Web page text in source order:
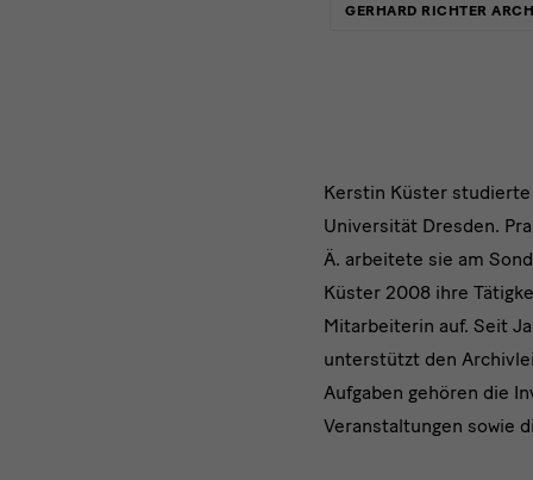
GERHARD RICHTER
Kerstin Küster
Universität Dresden.
Ä. arbeitete sie am
Küster 2008 ihre
Mitarbeiterin auf. Seit
unterstützt den
Aufgaben gehören die
Veranstaltungen sowie